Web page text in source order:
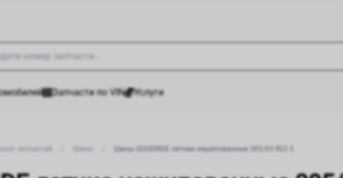
Запчасти по VIN Услуги
запчастей Шины Шины GOODRIDE летние нешипованные 385/65 R22.5